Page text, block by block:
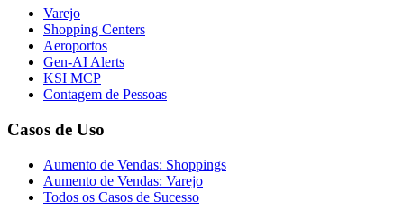
Varejo
Shopping Centers
Aeroportos
Gen-AI Alerts
KSI MCP
Contagem de Pessoas
Casos de Uso
Aumento de Vendas: Shoppings
Aumento de Vendas: Varejo
Todos os Casos de Sucesso